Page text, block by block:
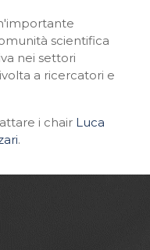
scientifica
nei settori
a ricercatori e
i chair Luca
.